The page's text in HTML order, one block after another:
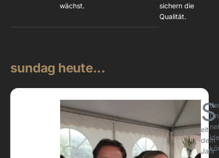
wächst.
sichern die
Qualität.
sundag heute...
S
eit
dem
Jahr